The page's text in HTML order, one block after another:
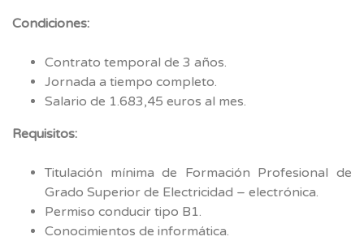
Condiciones:
Contrato temporal de 3 años.
Jornada a tiempo completo.
Salario de 1.683,45 euros al mes.
Requisitos:
Titulación mínima de Formación Profesional de
Grado Superior de Electricidad – electrónica.
Permiso conducir tipo B1.
Conocimientos de informática.